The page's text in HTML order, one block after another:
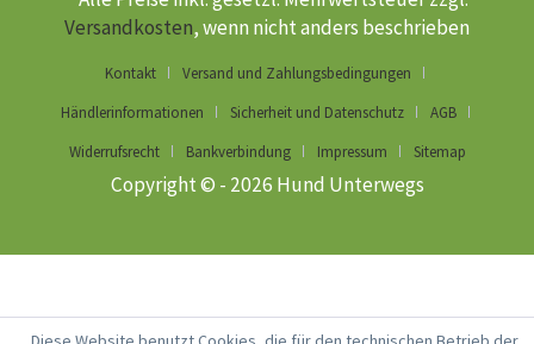
Versandkosten, wenn nicht anders beschrieben
Kontakt
Versand und Zahlungsbedingungen
Händlerinformationen
Sicherheit und Datenschutz
AGB
Widerrufsrecht
Bankverbindung Impressum Sitemap
Copyright © - 2026 Hund Unterwegs